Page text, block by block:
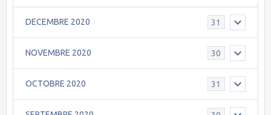
DECEMBRE 2020 31
NOVEMBRE 2020 30
OCTOBRE 2020 31